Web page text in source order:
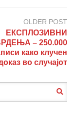
OLDER POST
ЕКСПЛОЗИВНИ
– 250.000
како клучен
во случајот